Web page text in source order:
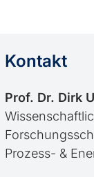
Kontakt
Prof. Dr. Dirk
Prozess- &